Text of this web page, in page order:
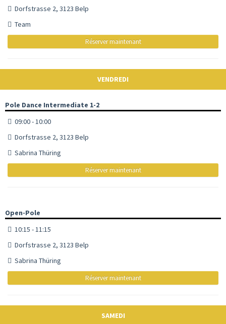
Dorfstrasse 2, 3123 Belp
Team
Réserver maintenant
VENDREDI
Pole Dance Intermediate 1-2
09:00 - 10:00
Dorfstrasse 2, 3123 Belp
Sabrina Thüring
Réserver maintenant
Open-Pole
10:15 - 11:15
Dorfstrasse 2, 3123 Belp
Sabrina Thüring
Réserver maintenant
SAMEDI